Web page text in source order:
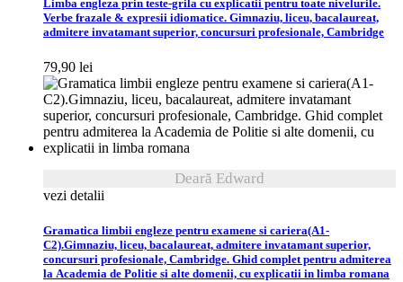
Limba engleza prin teste-grila cu explicatii pentru toate nivelurile.
Verbe frazale & expresii idiomatice. Gimnaziu, liceu, bacalaureat,
admitere invatamant superior, concursuri profesionale, Cambridge
79,90 lei
Deară Edward
vezi detalii
Gramatica limbii engleze pentru examene si cariera(A1-
C2).Gimnaziu, liceu, bacalaureat, admitere invatamant superior,
concursuri profesionale, Cambridge. Ghid complet pentru admiterea
la Academia de Politie si alte domenii, cu explicatii in limba romana